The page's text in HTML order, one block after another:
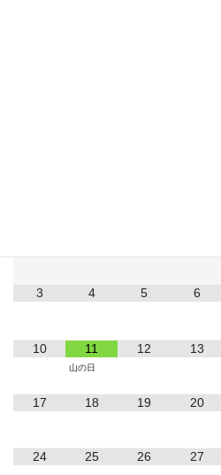
3 4 5 6
10 11
山の日
12 13
17 18 19 20
24 25 26 27